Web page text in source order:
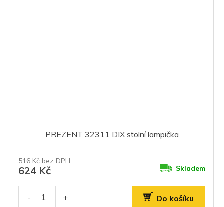
PREZENT 32311 DIX stolní lampička
516 Kč bez DPH
624 Kč Skladem
Do košíku